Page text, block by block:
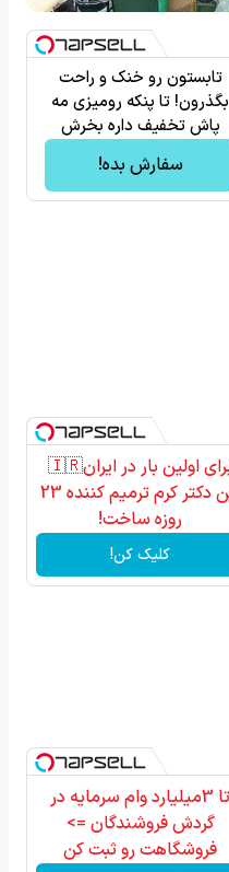
تابستون رو خنک و راحت
بگذرون! تا پنکه رومیزی مه
پاش تخفیف داره بخرش
سفارش بده!
برای اولین بار در ایران🇮🇷
این دکتر کرم ترمیم کننده 23
روزه ساخت!
کلیک کن!
تا 3میلیارد وام سرمایه در
گردش فروشندگان =>
فروشگاهت رو ثبت کن